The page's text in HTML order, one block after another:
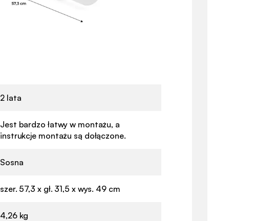
2 lata
Jest bardzo łatwy w montażu, a
instrukcje montażu są dołączone.
Sosna
szer. 57,3 x gł. 31,5 x wys. 49 cm
4,26 kg